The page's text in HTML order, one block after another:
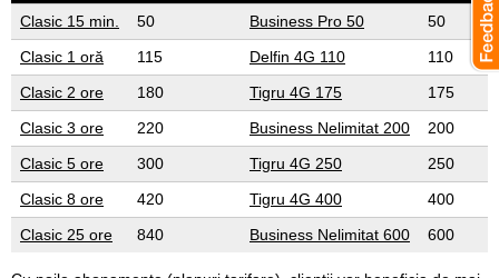
Clasic 15 min.
50 Business Pro 50
50
Clasic 1 oră
115 Delfin 4G 110
110
Clasic 2 ore
180 Tigru 4G 175
175
Clasic 3 ore
220 Business Nelimitat 200
200
Clasic 5 ore
300 Tigru 4G 250
250
Clasic 8 ore
420 Tigru 4G 400
400
Clasic 25 ore
840 Business Nelimitat 600 600